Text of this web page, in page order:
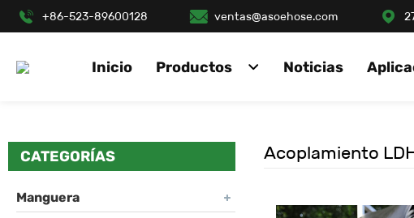
+86-523-89600128 ventas@asoehose.com
Inicio Productos Noticias
CATEGORÍAS
Manguera
Acoplamiento